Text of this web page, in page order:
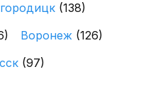
(138)
Воронеж (126)
(97)